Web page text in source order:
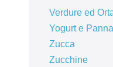
Verdure ed
Yogurt e Panna
Zucca
Zucchine